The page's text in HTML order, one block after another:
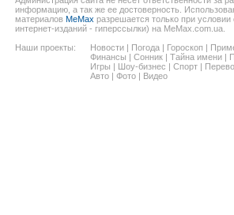
информацию, а так же ее достоверность.
материалов MeMax разрешается только при условии
интернет-изданий - гиперссылки) на MeMax.com.ua.
Наши проекты:
Новости Погода Гороскоп
Финансы
Сонник Тайна имени
Игры
Шоу-бизнес Спорт
Авто
Фото Видео